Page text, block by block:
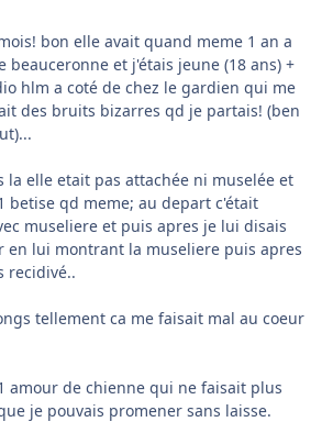
bon elle avait quand meme 1 an a
beauceronne et j'étais jeune (18 ans) +
hlm a coté de chez le gardien qui me
des bruits bizarres qd je partais! (ben
la elle etait pas attachée ni muselée et
betise qd meme; au depart c'était
museliere et puis apres je lui disais
en lui montrant la museliere puis apres
recidivé..
tellement ca me faisait mal au coeur
amour de chienne qui ne faisait plus
je pouvais promener sans laisse.